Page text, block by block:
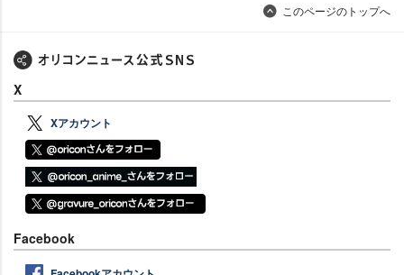
このページのトップへ
X
Xアカウント
Facebook